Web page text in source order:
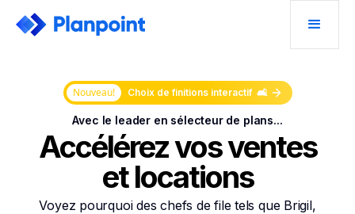
Nouveau! Choix de finitions interactif 🛋️
Avec le leader en sélecteur de plans...
Accélérez vos ventes
et locations
Voyez pourquoi des chefs de file tels que Brigil,